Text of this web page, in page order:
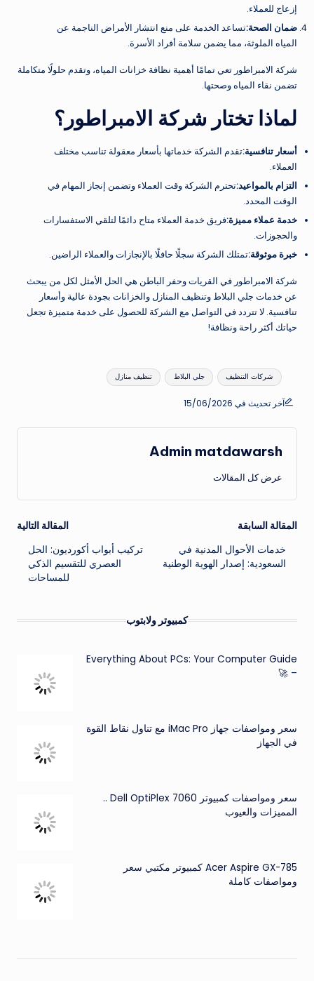
إزعاج للعملاء.
ضمان الصحة:تساعد الخدمة على منع انتشار الأمراض الناجمة عن
المياه الملوثة، مما يضمن سلامة أفراد الأسرة.
شركة الامبراطور تعي تمامًا أهمية نظافة خزانات المياه، وتقدم حلولًا متكاملة
تضمن نقاء المياه وصحتها.
لماذا تختار شركة الامبراطور؟
أسعار تنافسية:تقدم الشركة خدماتها بأسعار معقولة تناسب مختلف
العملاء.
التزام بالمواعيد:تحترم الشركة وقت العملاء وتضمن إنجاز المهام في
الوقت المحدد.
خدمة عملاء مميزة:فريق خدمة العملاء متاح دائمًا لتلقي الاستفسارات
والحجوزات.
خبرة موثوقة:تمتلك الشركة سجلًا حافلًا بالإنجازات والعملاء الراضين.
شركة الامبراطور في القريات وحفر الباطن هي الحل الأمثل لكل من يبحث
عن خدمات جلي البلاط وتنظيف المنازل والخزانات بجودة عالية وأسعار
تنافسية. لا تتردد في التواصل مع الشركة للحصول على خدمة متميزة تجعل
حياتك أكثر راحة ونظافة!
العلامات: تنظيف منازل جلي البلاط شركات التنظيف
آخر تحديث في 15/06/2026
Admin matdawarsh
عرض كل المقالات
تصفّح
المقالات
المقالة السابقة
خدمات الأحوال المدنية في
السعودية: إصدار الهوية الوطنية
المقالة التالية
تركيب أبواب أكورديون: الحل
العصري للتقسيم الذكي
للمساحات
كمبيوتر ولابتوب
Everything About PCs: Your Computer Guide
– 🚀
سعر ومواصفات جهاز iMac Pro مع تناول نقاط القوة
في الجهاز
سعر ومواصفات كمبيوتر Dell OptiPlex 7060 ..
المميزات والعيوب
Acer Aspire GX-785 كمبيوتر مكتبي سعر
ومواصفات كاملة